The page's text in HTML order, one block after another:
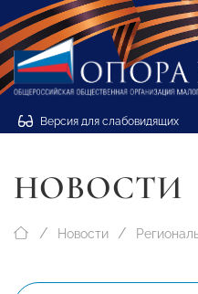
Версия для слабовидящих
НОВОСТИ
Новости